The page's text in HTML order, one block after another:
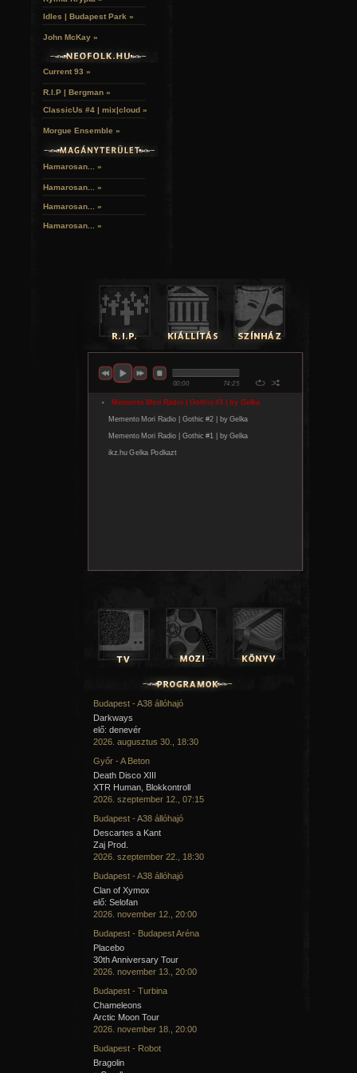
Idles | Budapest Park »
John McKay »
Current 93 »
R.I.P | Bergman »
ClassicUs #4 | mix|cloud »
Morgue Ensemble »
Hamarosan... »
Hamarosan... »
Hamarosan... »
Hamarosan... »
Budapest - A38 állóhajó
Darkways
elő: denevér
2026. augusztus 30., 18:30
Győr - A Beton
Death Disco XIII
XTR Human, Blokkontroll
2026. szeptember 12., 07:15
Budapest - A38 állóhajó
Descartes a Kant
Zaj Prod.
2026. szeptember 22., 18:30
Budapest - A38 állóhajó
Clan of Xymox
elő: Selofan
2026. november 12., 20:00
Budapest - Budapest Aréna
Placebo
30th Anniversary Tour
2026. november 13., 20:00
Budapest - Turbina
Chameleons
Arctic Moon Tour
2026. november 18., 20:00
Budapest - Robot
Bragolin